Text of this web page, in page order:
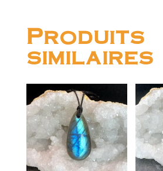
Produits
similaires